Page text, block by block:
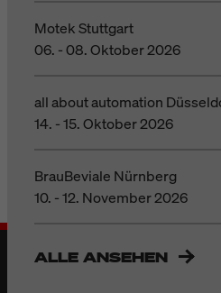
Motek Stuttgart
06. - 08. Oktober 2026
all about automation
14. - 15. Oktober 2026
BrauBeviale Nürnberg
10. - 12. November 2026
ALLE ANSEHEN